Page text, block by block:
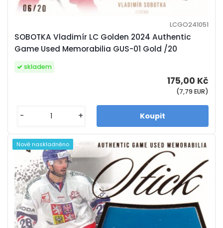
SOBOTKA Vladimír LC Golden 2024 Authentic
Game Used Memorabilia GUS-01 Gold /20
LCGO241051
175,00 Kč
(7,79 EUR)
skladem
- +
Nově naskladněno